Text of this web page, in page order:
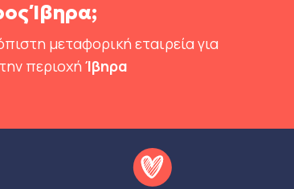
Ίβηρα;
μεταφορική εταιρεία για
περιοχή Ίβηρα